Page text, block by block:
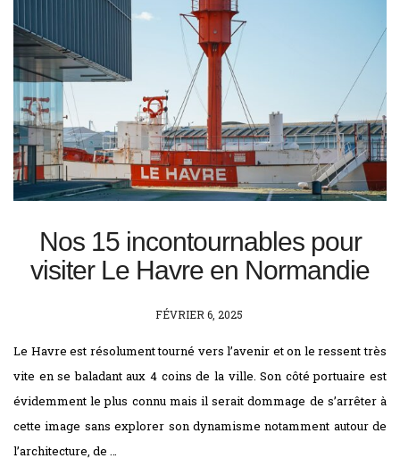
Nos 15 incontournables pour
visiter Le Havre en Normandie
POSTED
FÉVRIER 6, 2025
Le Havre est résolument tourné vers l’avenir et on le ressent très
vite en se baladant aux 4 coins de la ville. Son côté portuaire est
évidemment le plus connu mais il serait dommage de s’arrêter à
cette image sans explorer son dynamisme notamment autour de
l’architecture, de …